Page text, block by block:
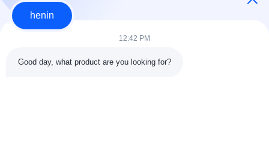
henin
12:42 PM
Good day, what product are you looking for?